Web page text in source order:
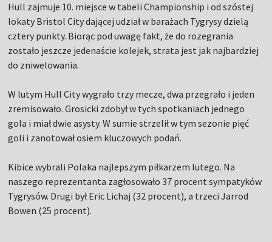
Hull zajmuje 10. miejsce w tabeli Championship i od szóstej
lokaty Bristol City dającej udział w barażach Tygrysy dzielą
cztery punkty. Biorąc pod uwagę fakt, że do rozegrania
zostało jeszcze jedenaście kolejek, strata jest jak najbardziej
do zniwelowania.
W lutym Hull City wygrało trzy mecze, dwa przegrało i jeden
zremisowało. Grosicki zdobył w tych spotkaniach jednego
gola i miał dwie asysty. W sumie strzelił w tym sezonie pięć
goli i zanotował osiem kluczowych podań.
Kibice wybrali Polaka najlepszym piłkarzem lutego. Na
naszego reprezentanta zagłosowało 37 procent sympatyków
Tygrysów. Drugi był Eric Lichaj (32 procent), a trzeci Jarrod
Bowen (25 procent).